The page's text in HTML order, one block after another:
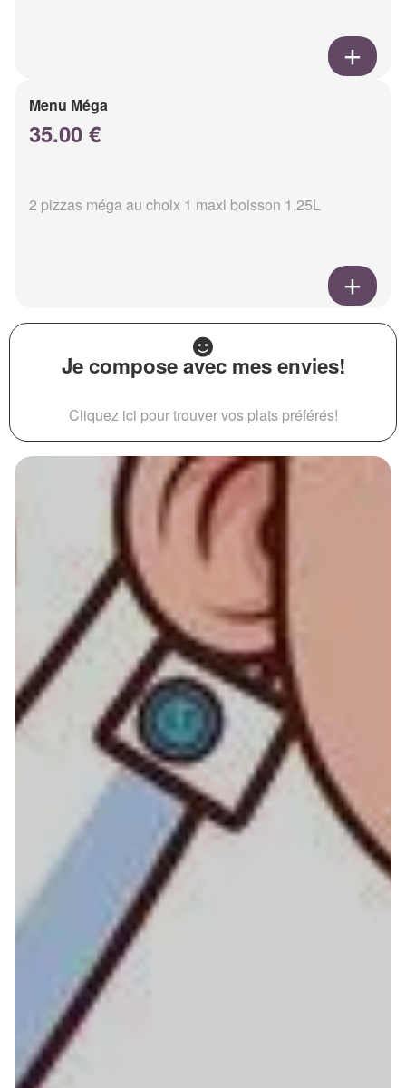
Menu Méga
35.00 €
2 pizzas méga au choix 1 maxi boisson 1,25L
Je compose avec mes envies!
Cliquez ici pour trouver vos plats préférés!